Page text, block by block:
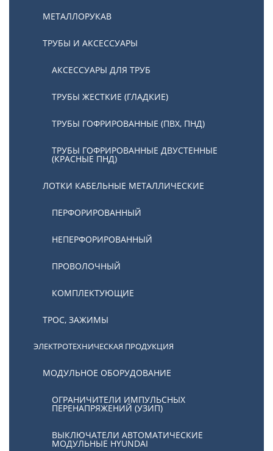
МЕТАЛЛОРУКАВ
ТРУБЫ И АКСЕССУАРЫ
АКСЕССУАРЫ ДЛЯ ТРУБ
ТРУБЫ ЖЕСТКИЕ (ГЛАДКИЕ)
ТРУБЫ ГОФРИРОВАННЫЕ (ПВХ, ПНД)
ТРУБЫ ГОФРИРОВАННЫЕ ДВУСТЕННЫЕ
(КРАСНЫЕ ПНД)
ЛОТКИ КАБЕЛЬНЫЕ МЕТАЛЛИЧЕСКИЕ
ПЕРФОРИРОВАННЫЙ
НЕПЕРФОРИРОВАННЫЙ
ПРОВОЛОЧНЫЙ
КОМПЛЕКТУЮЩИЕ
ТРОС, ЗАЖИМЫ
ЭЛЕКТРОТЕХНИЧЕСКАЯ ПРОДУКЦИЯ
МОДУЛЬНОЕ ОБОРУДОВАНИЕ
ОГРАНИЧИТЕЛИ ИМПУЛЬСНЫХ
ПЕРЕНАПРЯЖЕНИЙ (УЗИП)
ВЫКЛЮЧАТЕЛИ АВТОМАТИЧЕСКИЕ
МОДУЛЬНЫЕ HYUNDAI